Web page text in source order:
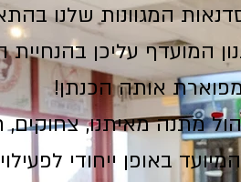
המגוונות שלנו
המועדף עליכן בהנחיית
אותה הכנתן!
מתנה מאיתנו, צחוקים,
באופן ייחודי